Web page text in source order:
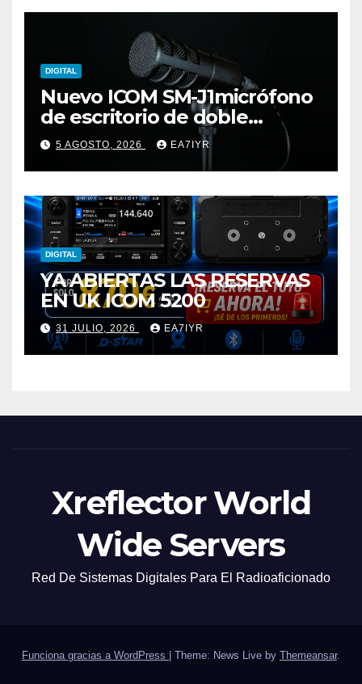
DIGITAL
Nuevo ICOM SM-J1micrófono
de escritorio de doble
elemento premium
5 AGOSTO, 2026 EA7IYR
DIGITAL
YA ABIERTAS LAS RESERVAS
EN UK ICOM 5200
31 JULIO, 2026 EA7IYR
Xreflector World
Wide Servers
Red De Sistemas Digitales Para El Radioaficionado
Funciona gracias a WordPress Theme: News Live by Themeansar.